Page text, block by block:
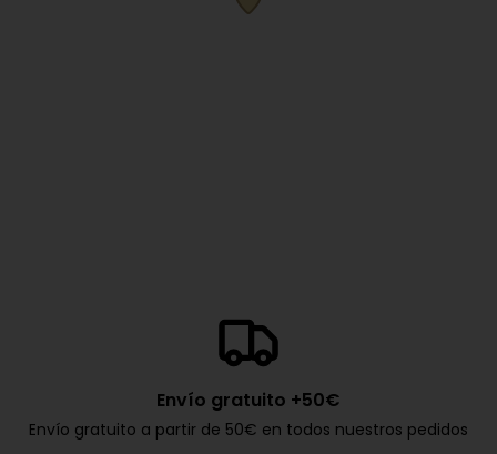
Envío gratuito +50€
Envío gratuito a partir de 50€ en todos nuestros pedidos